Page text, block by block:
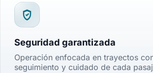
Seguridad garantizada
Operación enfocada en trayectos
seguimiento y cuidado de cada